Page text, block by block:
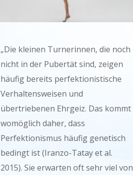
„Die kleinen Turnerinnen, die noch
nicht in der Pubertät sind, zeigen
häufig bereits perfektionistische
Verhaltensweisen und
übertriebenen Ehrgeiz. Das kommt
womöglich daher, dass
Perfektionismus häufig genetisch
bedingt ist (Iranzo-Tatay et al.
2015). Sie erwarten oft sehr viel von